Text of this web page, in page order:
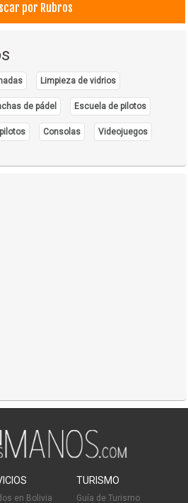
por Rubros
Limpieza de vidrios
de pádel Escuela de pilotos
Consolas Videojuegos
en Bolivia
TURISMO
Guía de Turismo